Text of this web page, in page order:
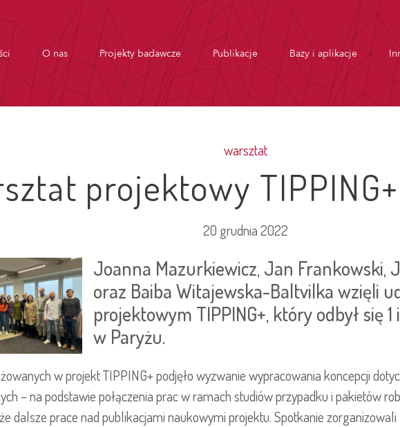
O nas Projekty badawcze Publikacje Bazy i aplikacje
warsztat
projektowy
20 grudnia 2022
Joanna Mazurkiewicz, Jan Frankowski,
oraz Baiba Witajewska-Baltvilka wzięli
projektowym TIPPING+, który odbył się
w Paryżu.
w projekt TIPPING+ podjęło wyzwanie wypracowania koncepcji
– na podstawie połączenia prac w ramach studiów przypadku i pakietów
dalsze prace nad publikacjami naukowymi projektu. Spotkanie